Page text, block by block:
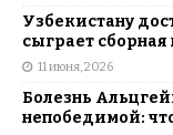
Узбекистану
сыграет
11 июня, 2026
Болезнь
непобедимой: